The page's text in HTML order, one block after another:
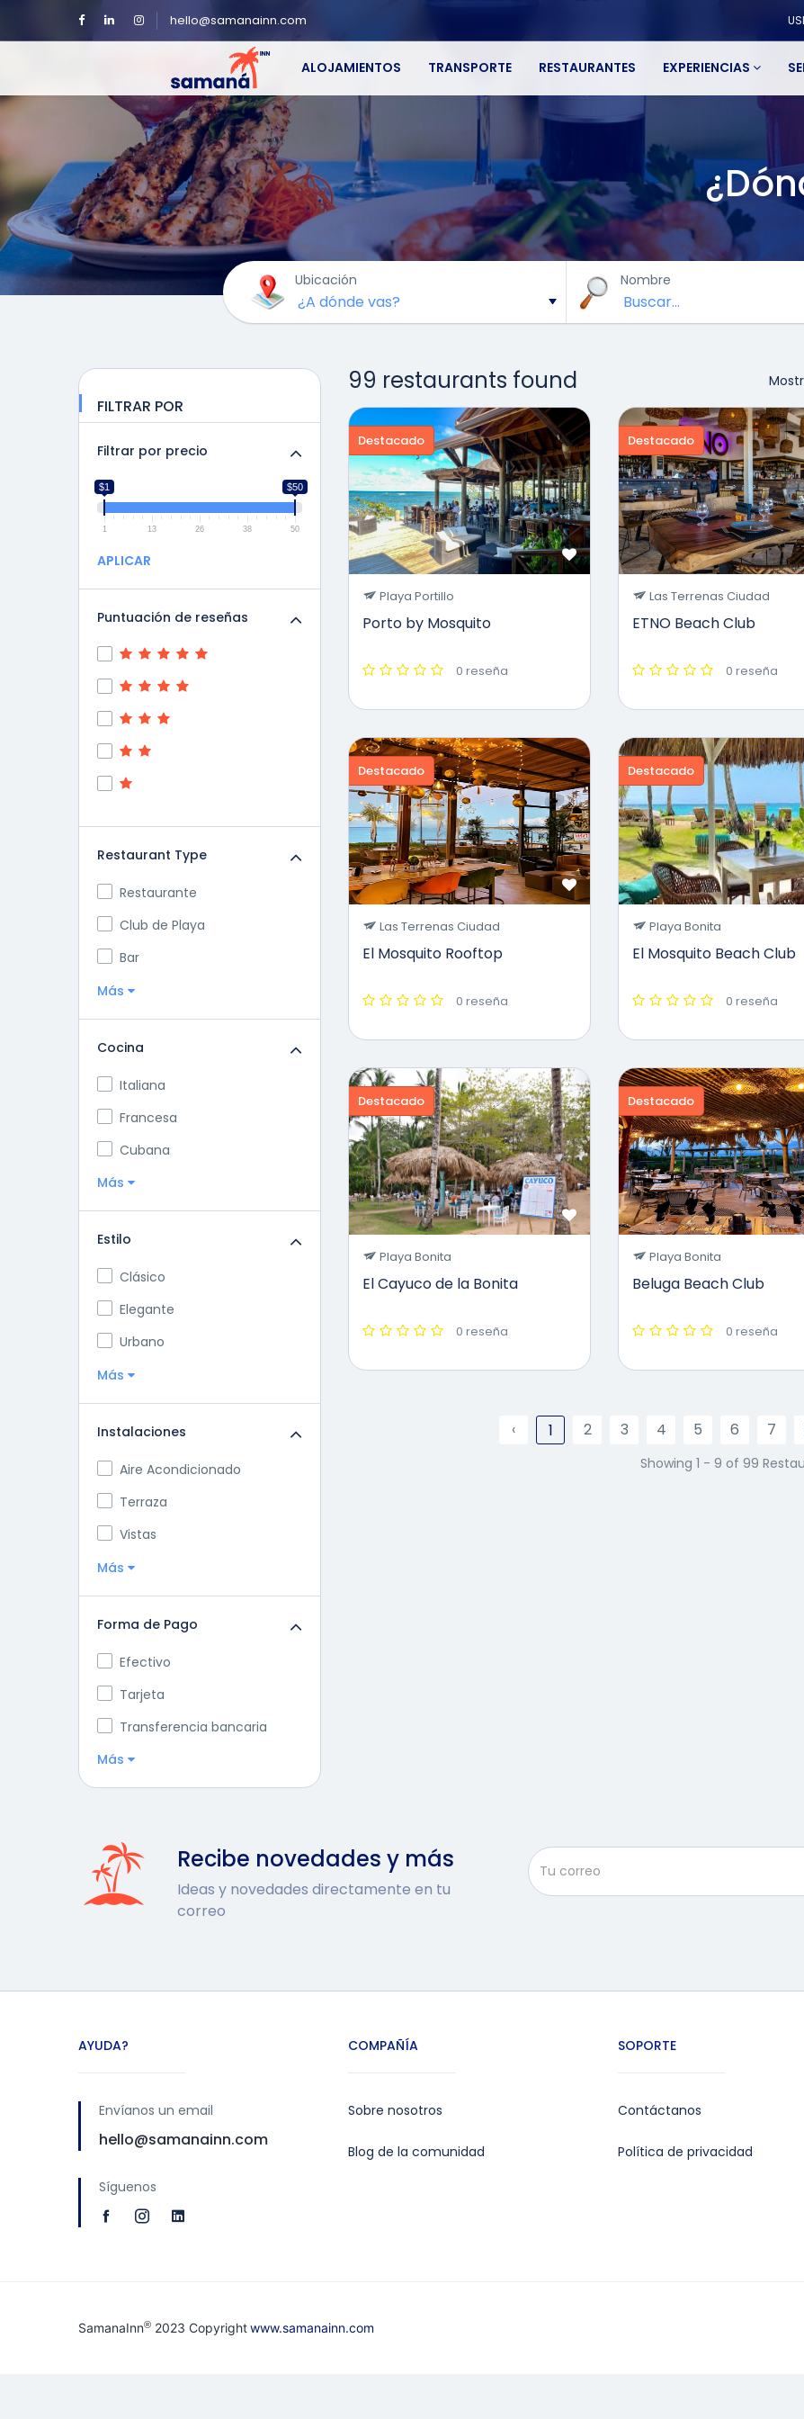
hello@samanainn.com
ALOJAMIENTOS TRANSPORTE RESTAURANTES EXPERIENCIAS
Ubicación Nombre
FILTRAR POR
Filtrar por precio
$1 $50
1 13 26 38 50
APLICAR
Puntuación de reseñas
Restaurant Type
Restaurante
Club de Playa
Bar
Más
Cocina
Italiana
Francesa
Cubana
Más
Estilo
Clásico
Elegante
Urbano
Más
Instalaciones
Aire Acondicionado
Terraza
Vistas
Más
Forma de Pago
Efectivo
Tarjeta
Transferencia bancaria
Más
99 restaurants found
Destacado
Playa Portillo
Porto by Mosquito
0 reseña
Destacado
Las Terrenas Ciudad
ETNO Beach Club
0 reseña
Destacado
Las Terrenas Ciudad
El Mosquito Rooftop
0 reseña
Destacado
Playa Bonita
El Mosquito Beach Club
0 reseña
Destacado
Playa Bonita
El Cayuco de la Bonita
0 reseña
Destacado
Playa Bonita
Beluga Beach Club
0 reseña
‹ 1 2 3 4 5 6 7
Showing 1 - 9 of 99
Recibe novedades y más
Ideas y novedades directamente en tu
correo
AYUDA?
Envíanos un email
hello@samanainn.com
Síguenos
COMPAÑÍA
Sobre nosotros
Blog de la comunidad
SOPORTE
Contáctanos
Política de privacidad
SamanaInn® 2023 Copyrightwww.samanainn.com